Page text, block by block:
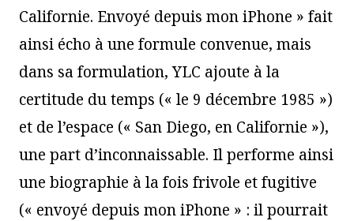
Californie. Envoyé depuis mon iPhone » fait
ainsi écho à une formule convenue, mais
dans sa formulation, YLC ajoute à la
certitude du temps (« le 9 décembre 1985 »)
et de l’espace (« San Diego, en Californie »),
une part d’inconnaissable. Il performe ainsi
une biographie à la fois frivole et fugitive
(« envoyé depuis mon iPhone » : il pourrait